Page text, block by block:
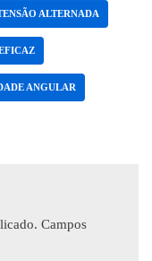
ALTERNADA
ANGULAR
Campos